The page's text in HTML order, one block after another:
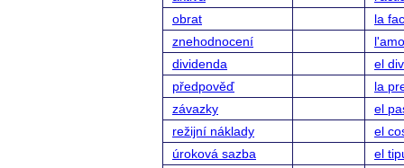
obrat
la
znehodnocení
dividenda
el
předpověď
la
závazky
el
režijní náklady
el
úroková sazba
el